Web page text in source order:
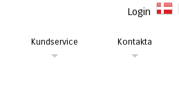
Login
Kundservice Kontakta